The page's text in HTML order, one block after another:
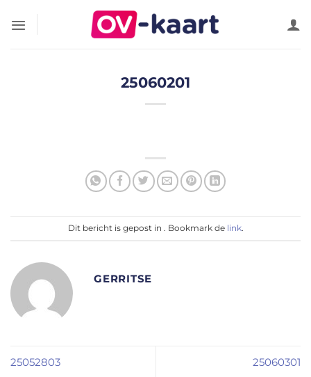
naar
25060201
Dit bericht is gepost in . Bookmark de link.
GERRITSE
25052803 25060301